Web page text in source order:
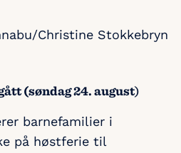
Christine Stokkebryn
(søndag 24. august)
barnefamilier i
på høstferie til